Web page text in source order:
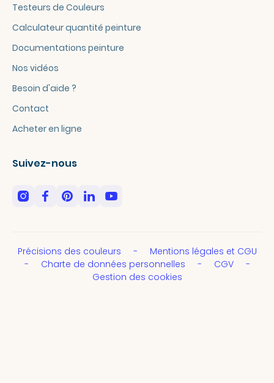
Testeurs de Couleurs
Calculateur quantité peinture
Documentations peinture
Nos vidéos
Besoin d'aide ?
Contact
Acheter en ligne
Suivez-nous
Précisions des couleurs
Mentions légales et CGU
Charte de données personnelles
CGV
Gestion des cookies